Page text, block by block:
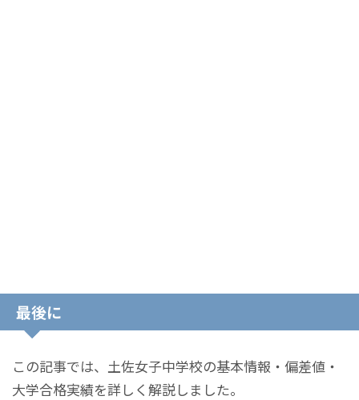
最後に
この記事では、土佐女子中学校の基本情報・偏差値・
大学合格実績を詳しく解説しました。